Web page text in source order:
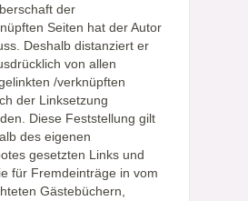
der
Seiten hat der Autor
Deshalb distanziert er
von allen
/verknüpften
der Linksetzung
Diese Feststellung gilt
des eigenen
gesetzten Links und
für Fremdeinträge in vom
Gästebüchern,